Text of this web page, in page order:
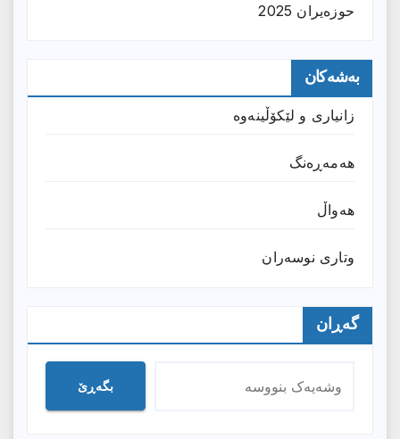
حوزه‌یران 2025
بەشەکان
زانیارى و لێکۆڵینەوە
هەمەڕەنگ
هەواڵ
وتارى نوسەران
گەڕان
بگەڕێ